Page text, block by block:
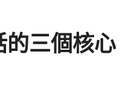
三個核心